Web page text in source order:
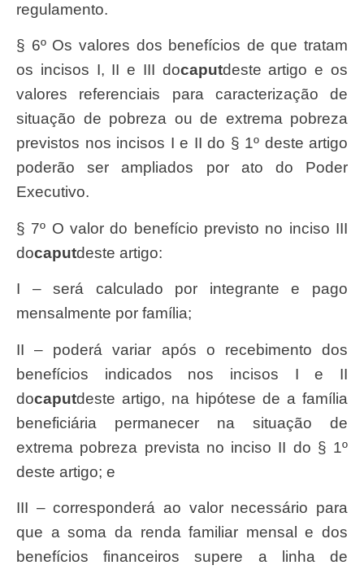
regulamento.
§ 6º Os valores dos benefícios de que tratam
os incisos I, II e III do caputdeste artigo e os
valores referenciais para caracterização de
situação de pobreza ou de extrema pobreza
previstos nos incisos I e II do § 1º deste artigo
poderão ser ampliados por ato do Poder
Executivo.
§ 7º O valor do benefício previsto no inciso III
do caputdeste artigo:
I – será calculado por integrante e pago
mensalmente por família;
II – poderá variar após o recebimento dos
benefícios indicados nos incisos I e II
docaputdeste artigo, na hipótese de a família
beneficiária permanecer na situação de
extrema pobreza prevista no inciso II do § 1º
deste artigo; e
III – corresponderá ao valor necessário para
que a soma da renda familiar mensal e dos
benefícios financeiros supere a linha de